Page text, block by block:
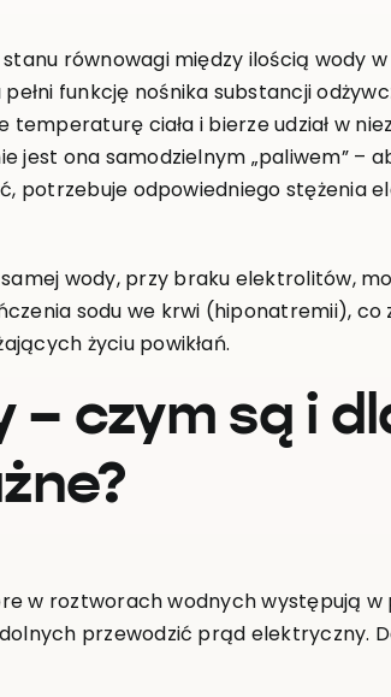
równowagi między ilością wody
funkcję nośnika substancji
temperaturę ciała i bierze udział w
jest ona samodzielnym „paliwem” –
potrzebuje odpowiedniego stężenia
wody, przy braku elektrolitów,
sodu we krwi (hiponatremii), co
życiu powikłań.
– czym są i
w roztworach wodnych występują w
przewodzić prąd elektryczny.